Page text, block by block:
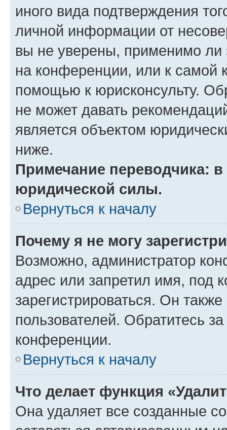
иного вида подтверждения
личной информации от
вы не уверены, применимо ли
на конференции, или к самой
помощью к юрисконсульту.
не может давать
является объектом
ниже.
Примечание переводчика:
юридической силы.
Вернуться к началу
Почему я не могу
Возможно, администратор
адрес или запретил имя, под
зарегистрироваться. Он
пользователей. Обратитесь
конференции.
Вернуться к началу
Что делает функция
Она удаляет все созданные